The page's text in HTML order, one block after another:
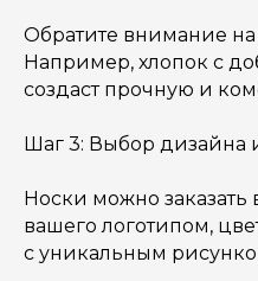
Обратите внимание на
Например, хлопок с
создаст прочную и
Шаг 3: Выбор дизайна
Носки можно заказать
вашего логотипом,
с уникальным